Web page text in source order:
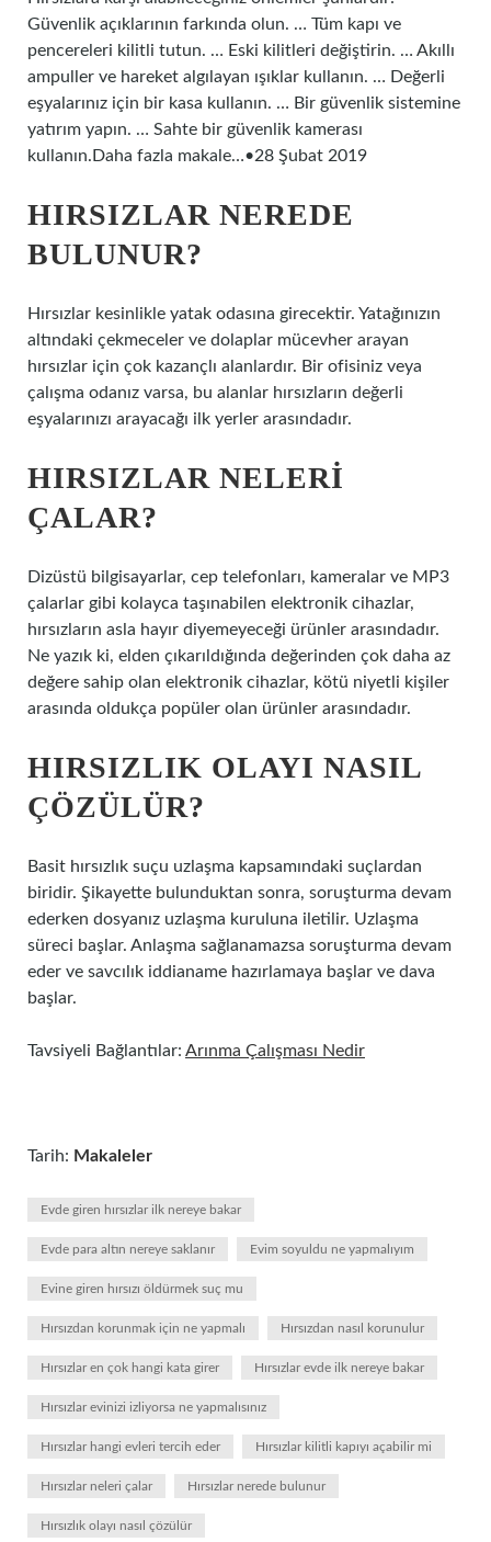
Güvenlik açıklarının farkında olun. … Tüm kapı ve
pencereleri kilitli tutun. … Eski kilitleri değiştirin. … Akıllı
ampuller ve hareket algılayan ışıklar kullanın. … Değerli
eşyalarınız için bir kasa kullanın. … Bir güvenlik sistemine
yatırım yapın. … Sahte bir güvenlik kamerası
kullanın.Daha fazla makale…•28 Şubat 2019
HIRSIZLAR NEREDE
BULUNUR?
Hırsızlar kesinlikle yatak odasına girecektir. Yatağınızın
altındaki çekmeceler ve dolaplar mücevher arayan
hırsızlar için çok kazançlı alanlardır. Bir ofisiniz veya
çalışma odanız varsa, bu alanlar hırsızların değerli
eşyalarınızı arayacağı ilk yerler arasındadır.
HIRSIZLAR NELERI
ÇALAR?
Dizüstü bilgisayarlar, cep telefonları, kameralar ve MP3
çalarlar gibi kolayca taşınabilen elektronik cihazlar,
hırsızların asla hayır diyemeyeceği ürünler arasındadır.
Ne yazık ki, elden çıkarıldığında değerinden çok daha az
değere sahip olan elektronik cihazlar, kötü niyetli kişiler
arasında oldukça popüler olan ürünler arasındadır.
HIRSIZLIK OLAYI NASIL
ÇÖZÜLÜR?
Basit hırsızlık suçu uzlaşma kapsamındaki suçlardan
biridir. Şikayette bulunduktan sonra, soruşturma devam
ederken dosyanız uzlaşma kuruluna iletilir. Uzlaşma
süreci başlar. Anlaşma sağlanamazsa soruşturma devam
eder ve savcılık iddianame hazırlamaya başlar ve dava
başlar.
Tavsiyeli Bağlantılar: Arınma Çalışması Nedir
Tarih: Makaleler
Evde giren hırsızlar ilk nereye bakar
Evde para altın nereye saklanır Evim soyuldu ne yapmalıyım
Evine giren hırsızı öldürmek suç mu
Hırsızdan korunmak için ne yapmalı Hırsızdan nasıl korunulur
Hırsızlar en çok hangi kata girer Hırsızlar evde ilk nereye bakar
Hırsızlar evinizi izliyorsa ne yapmalısınız
Hırsızlar hangi evleri tercih eder Hırsızlar kilitli kapıyı açabilir mi
Hırsızlar neleri çalar Hırsızlar nerede bulunur
Hırsızlık olayı nasıl çözülür